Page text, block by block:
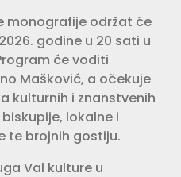
monografije održat će
godine u 20 sati u
će voditi
Mašković, a očekuje
kulturnih i znanstvenih
lokalne i
te brojnih gostiju.
Val kulture u